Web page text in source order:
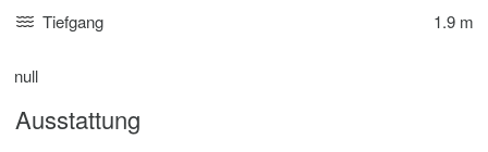
Tiefgang
1.9 m
null
Ausstattung